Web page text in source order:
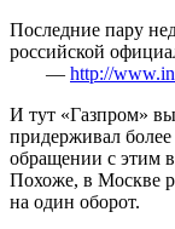
Последние пару
российской
— http://
И тут «Газпром»
придерживал
обращении с этим
Похоже, в Москве
на один оборот.